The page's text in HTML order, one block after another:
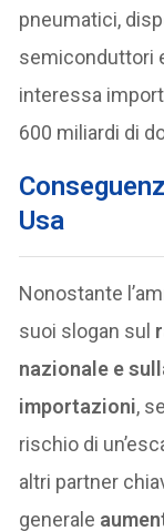
pneumatici,
semiconduttori
interessa
600 miliardi di
Usa
Nonostante
suoi slogan sul
nazionale e
importazioni,
rischio di
altri partner
generale